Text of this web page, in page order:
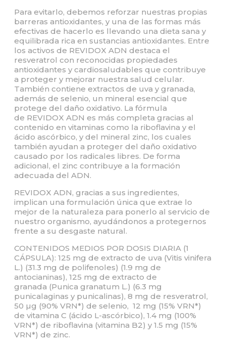
Para evitarlo, debemos reforzar nuestras propias
barreras antioxidantes, y una de las formas más
efectivas de hacerlo es llevando una dieta sana y
equilibrada rica en sustancias antioxidantes. Entre
los activos de REVIDOX ADN destaca el
resveratrol con reconocidas propiedades
antioxidantes y cardiosaludables que contribuye
a proteger y mejorar nuestra salud celular.
También contiene extractos de uva y granada,
además de selenio, un mineral esencial que
protege del daño oxidativo. La fórmula
de REVIDOX ADN es más completa gracias al
contenido en vitaminas como la riboflavina y el
ácido ascórbico, y del mineral zinc, los cuales
también ayudan a proteger del daño oxidativo
causado por los radicales libres. De forma
adicional, el zinc contribuye a la formación
adecuada del ADN.
REVIDOX ADN, gracias a sus ingredientes,
implican una formulación única que extrae lo
mejor de la naturaleza para ponerlo al servicio de
nuestro organismo, ayudándonos a protegernos
frente a su desgaste natural.
CONTENIDOS MEDIOS POR DOSIS DIARIA (1
CÁPSULA): 125 mg de extracto de uva (Vitis vinifera
L.) (31.3 mg de polifenoles) (1.9 mg de
antocianinas), 125 mg de extracto de
granada (Punica granatum L.) (6.3 mg
punicalaginas y punicalinas), 8 mg de resveratrol,
50 µg (90% VRN*) de selenio, 12 mg (15% VRN*)
de vitamina C (ácido L-ascórbico), 1.4 mg (100%
VRN*) de riboflavina (vitamina B2) y 1.5 mg (15%
VRN*) de zinc.